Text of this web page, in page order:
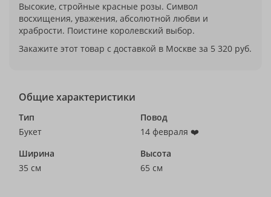
Высокие, стройные красные розы. Символ
восхищения, уважения, абсолютной любви и
храбрости. Поистине королевский выбор.
Закажите этот товар с доставкой в Москве за 5 320 руб.
Общие характеристики
Тип
Букет
Повод
14 февраля ❤️
Ширина
35 см
Высота
65 см